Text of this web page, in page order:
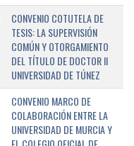
CONVENIO COTUTELA DE
TESIS: LA SUPERVISIÓN
COMÚN Y OTORGAMIENTO
DEL TÍTULO DE DOCTOR II
UNIVERSIDAD DE TÚNEZ
CONVENIO MARCO DE
COLABORACIÓN ENTRE LA
UNIVERSIDAD DE MURCIA Y